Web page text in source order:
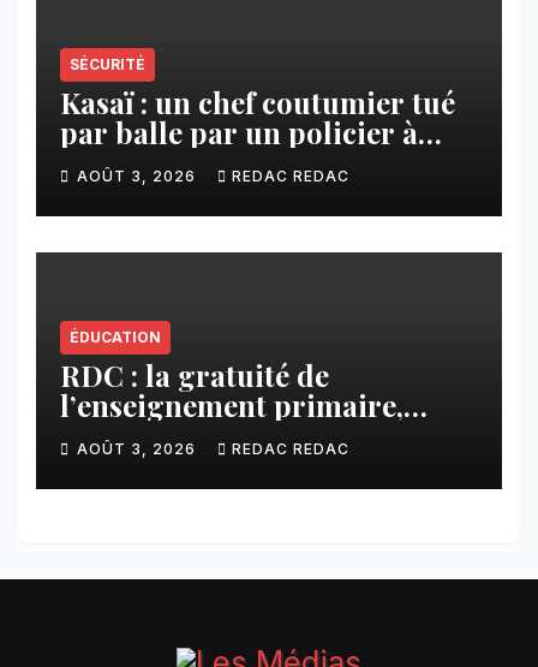
SÉCURITÉ
Kasaï : un chef coutumier tué
par balle par un policier à
Kamuesha, la tension monte
AOÛT 3, 2026 REDAC REDAC
ÉDUCATION
RDC : la gratuité de
l’enseignement primaire,
vision phare du Président
Félix Tshisekedi réaffirmée
par une circulaire du
AOÛT 3, 2026 REDAC REDAC